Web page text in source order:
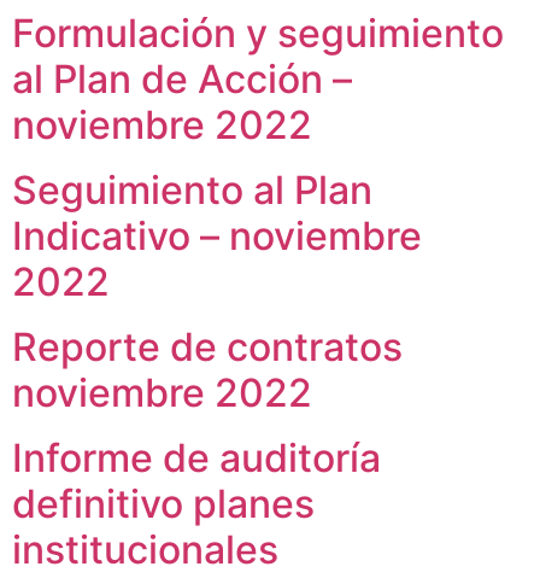
Formulación y seguimiento
al Plan de Acción –
noviembre 2022
Seguimiento al Plan
Indicativo – noviembre
2022
Reporte de contratos
noviembre 2022
Informe de auditoría
definitivo planes
institucionales